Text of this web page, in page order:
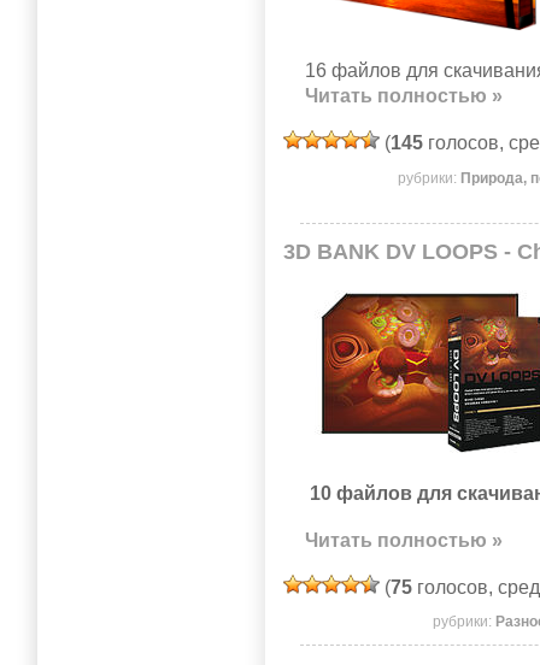
16 файлов для
Читать полностью »
(145 голосов,
рубрики: Природа,
3D BANK DV LOOPS -
10 файлов для
Читать полностью »
(75 голосов,
рубрики: